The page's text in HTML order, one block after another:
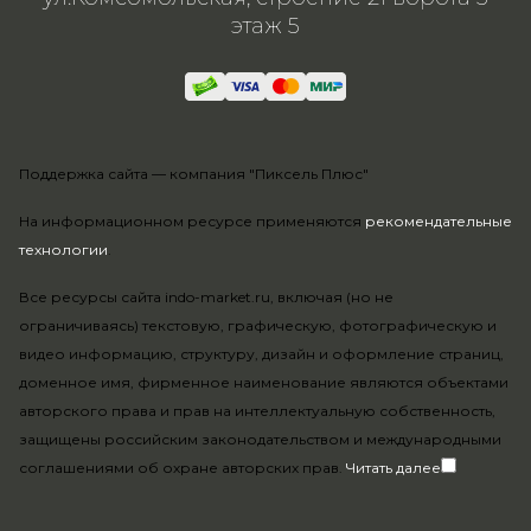
На информационном ресурсе применяются рекомендательные
технологии.
Все ресурсы сайта indo-market.ru, включая (но не
ограничиваясь) текстовую, графическую, фотографическую и
видео информацию, структуру, дизайн и оформление страниц,
доменное имя, фирменное наименование являются объектами
авторского права и прав на интеллектуальную собственность,
защищены российским законодательством и международными
соглашениями об охране авторских прав. Читать далее
этаж 5
Поддержка сайта — компания "Пиксель Плюс"